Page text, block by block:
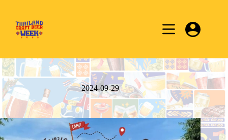
content
2024-09-29